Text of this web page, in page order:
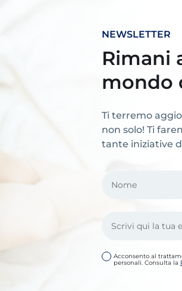
NEWSLETTER
Rimani
mondo
Ti terremo
non solo! Ti
tante iniziative
Acconsento al
personali. Consulta la